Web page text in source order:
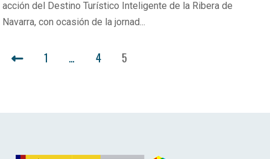
acción del Destino Turístico Inteligente de la Ribera de
Navarra, con ocasión de la jornad...
PAGINACIÓN
1 … 4 5